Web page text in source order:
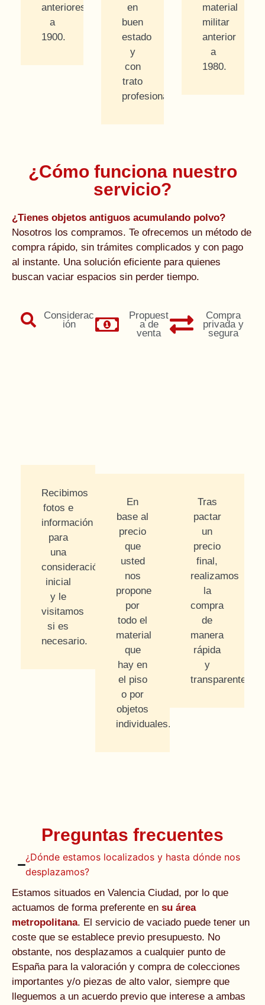
anteriores
a
1900.
en
buen
estado
y
con
trato
profesional.
material
militar
anterior
a
1980.
¿Cómo funciona nuestro
servicio?
¿Tienes objetos antiguos acumulando polvo?
Nosotros los compramos. Te ofrecemos un método de
compra rápido, sin trámites complicados y con pago
al instante. Una solución eficiente para quienes
buscan vaciar espacios sin perder tiempo.
Considerac
ión
Recibimos
fotos e
información
para
una
consideración
inicial
y le
visitamos
si es
necesario.
Propuest
a de
venta
En
base al
precio
que
usted
nos
propone
por
todo el
material
que
hay en
el piso
o por
objetos
individuales.
Compra
privada y
segura
Tras
pactar
un
precio
final,
realizamos
la
compra
de
manera
rápida
y
transparente.
Preguntas frecuentes
¿Dónde estamos localizados y hasta dónde nos
desplazamos?
Estamos situados en Valencia Ciudad, por lo que
actuamos de forma preferente en su área
metropolitana. El servicio de vaciado puede tener un
coste que se establece previo presupuesto. No
obstante, nos desplazamos a cualquier punto de
España para la valoración y compra de colecciones
importantes y/o piezas de alto valor, siempre que
lleguemos a un acuerdo previo que interese a ambas